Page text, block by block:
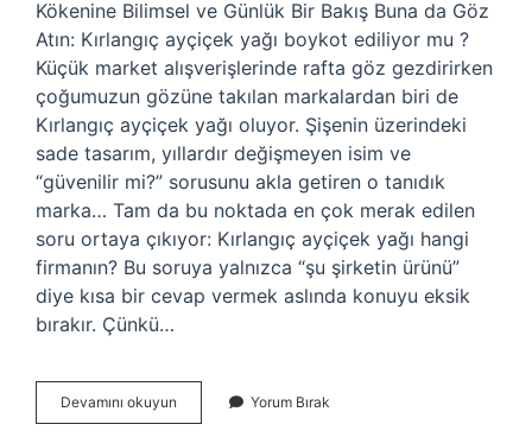
Kökenine Bilimsel ve Günlük Bir Bakış Buna da Göz
Atın: Kırlangıç ayçiçek yağı boykot ediliyor mu ?
Küçük market alışverişlerinde rafta göz gezdirirken
çoğumuzun gözüne takılan markalardan biri de
Kırlangıç ayçiçek yağı oluyor. Şişenin üzerindeki
sade tasarım, yıllardır değişmeyen isim ve
“güvenilir mi?” sorusunu akla getiren o tanıdık
marka… Tam da bu noktada en çok merak edilen
soru ortaya çıkıyor: Kırlangıç ayçiçek yağı hangi
firmanın? Bu soruya yalnızca “şu şirketin ürünü”
diye kısa bir cevap vermek aslında konuyu eksik
bırakır. Çünkü…
Devamını okuyun Kırlangıç
ayçiçek
Yorum Bırak